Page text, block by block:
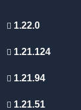
1.22.0
1.21.124
1.21.94
1.21.51